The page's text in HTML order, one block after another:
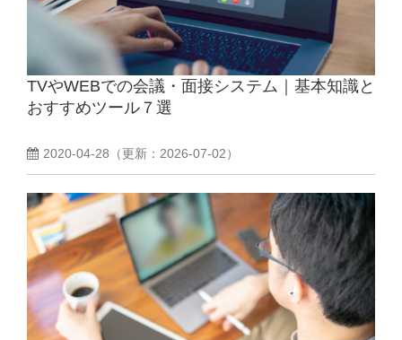
セミナー一覧
よくあるご質問
TVやWEBでの会議・面接システム｜基本知識と
おすすめツール７選
2020-04-28 （更新： 2026-07-02）